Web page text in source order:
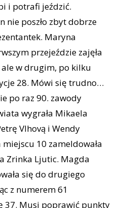
i potrafi jeździć.
nie poszło zbyt dobrze
Maryna
przejeździe zajęła
w drugim, po kilku
28. Mówi się trudno…
po raz 90. zawody
wygrała Mikaela
Vlhovą i Wendy
10 zameldowała
Zrinka Ljutic. Magda
się do drugiego
z numerem 61
37. Musi poprawić punkty